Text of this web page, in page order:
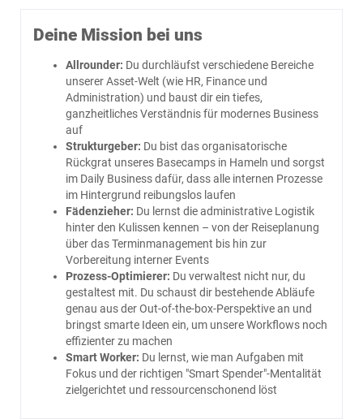
Deine Mission bei uns
Allrounder: Du durchläufst verschiedene Bereiche
unserer Asset-Welt (wie HR, Finance und
Administration) und baust dir ein tiefes,
ganzheitliches Verständnis für modernes Business
auf
Strukturgeber: Du bist das organisatorische
Rückgrat unseres Basecamps in Hameln und sorgst
im Daily Business dafür, dass alle internen Prozesse
im Hintergrund reibungslos laufen
Fädenzieher: Du lernst die administrative Logistik
hinter den Kulissen kennen – von der Reiseplanung
über das Terminmanagement bis hin zur
Vorbereitung interner Events
Prozess-Optimierer: Du verwaltest nicht nur, du
gestaltest mit. Du schaust dir bestehende Abläufe
genau aus der Out-of-the-box-Perspektive an und
bringst smarte Ideen ein, um unsere Workflows noch
effizienter zu machen
Smart Worker: Du lernst, wie man Aufgaben mit
Fokus und der richtigen "Smart Spender"-Mentalität
zielgerichtet und ressourcenschonend löst